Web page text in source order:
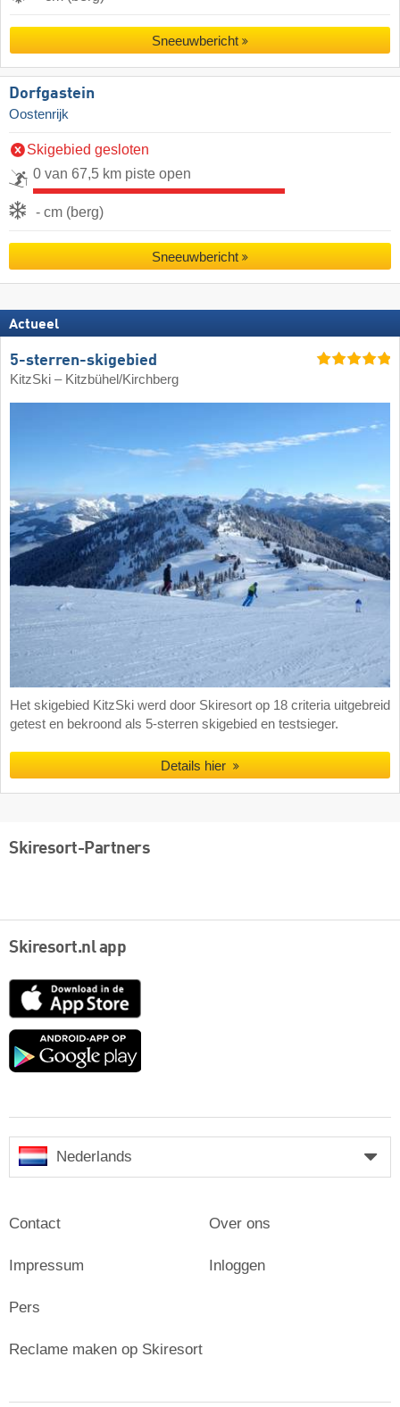
Sneeuwbericht
Dorfgastein
Oostenrijk
Skigebied gesloten
0 van 67,5 km piste open
- cm (berg)
Sneeuwbericht
Actueel
5-sterren-skigebied
KitzSki – Kitzbühel/​Kirchberg
Het skigebied KitzSki werd door Skiresort op 18 criteria uitgebreid
getest en bekroond als 5-sterren skigebied en testsieger.
Details hier
Skiresort-Partners
Skiresort.nl app
App
Google
Nederlands
Contact
Impressum
Pers
Over ons
Inloggen
Reclame maken op Skiresort